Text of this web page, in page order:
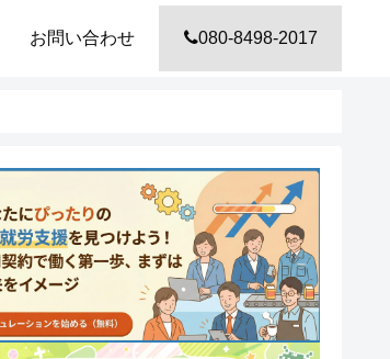
お問い合わせ 080-8498-2017